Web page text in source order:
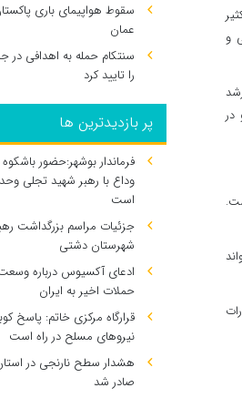
و
در
سقوط هواپیمای باری
عمان
سنتکام حمله به اهدافی در
را تایید کرد
پر بازدیدترین ها
فرماندار بوشهر:حضور
وداع با رهبر شهید تجلی
است
جزئیات مراسم بزرگداشت
شهرستان دشتی
ادعای آکسیوس درباره
حملات اخیر به ایران
قرارگاه مرکزی خاتم: پاسخ
نیروهای مسلح در راه است
هشدار سطح نارنجی در
صادر شد